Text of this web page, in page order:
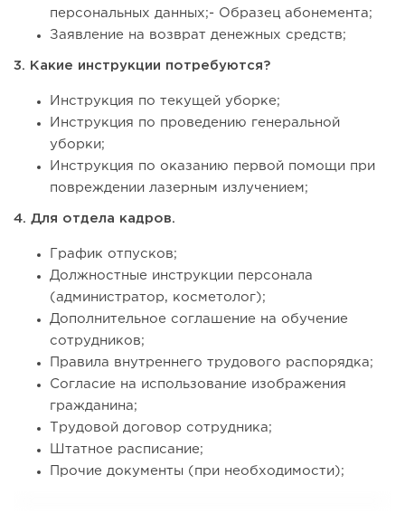
персональных данных;- Образец абонемента;
Заявление на возврат денежных средств;
3. Какие инструкции потребуются?
Инструкция по текущей уборке;
Инструкция по проведению генеральной
уборки;
Инструкция по оказанию первой помощи при
повреждении лазерным излучением;
4. Для отдела кадров.
График отпусков;
Должностные инструкции персонала
(администратор, косметолог);
Дополнительное соглашение на обучение
сотрудников;
Правила внутреннего трудового распорядка;
Согласие на использование изображения
гражданина;
Трудовой договор сотрудника;
Штатное расписание;
Прочие документы (при необходимости);